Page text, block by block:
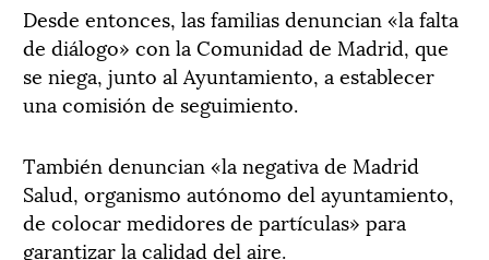
Desde entonces, las familias denuncian «la falta
de diálogo» con la Comunidad de Madrid, que
se niega, junto al Ayuntamiento, a establecer
una comisión de seguimiento.
También denuncian «la negativa de Madrid
Salud, organismo autónomo del ayuntamiento,
de colocar medidores de partículas» para
garantizar la calidad del aire.